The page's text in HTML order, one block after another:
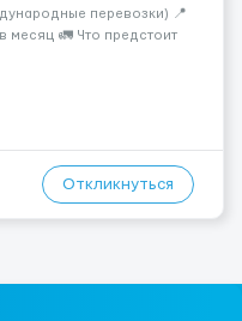
перевозки) 📍
месяц 🚛 Что предстоит
км в день. Погрузки и
Откликнуться